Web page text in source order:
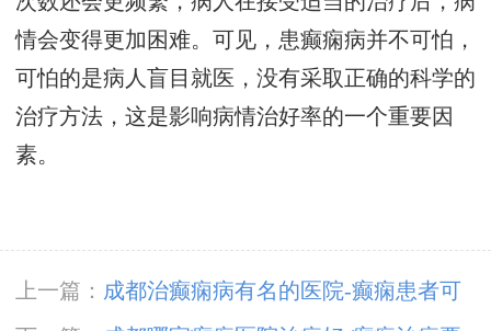
情会变得更加困难。可见，患癫痫病并不可怕，
可怕的是病人盲目就医，没有采取正确的科学的
治疗方法，这是影响病情治好率的一个重要因
素。
上一篇： 成都治癫痫病有名的医院-癫痫患者可